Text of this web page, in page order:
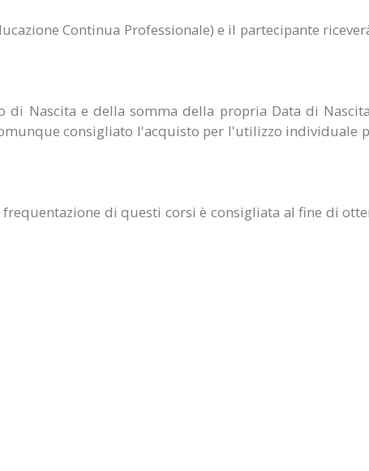
Continua Professionale) e il partecipante
di Nascita e della somma della propria Data di
consigliato l'acquisto per l'utilizzo individuale
frequentazione di questi corsi è consigliata al fine di